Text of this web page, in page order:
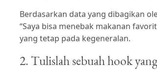
Berdasarkan data yang dibagikan
“Saya bisa menebak makanan
yang tetap pada kegeneralan.
2. Tulislah sebuah hook